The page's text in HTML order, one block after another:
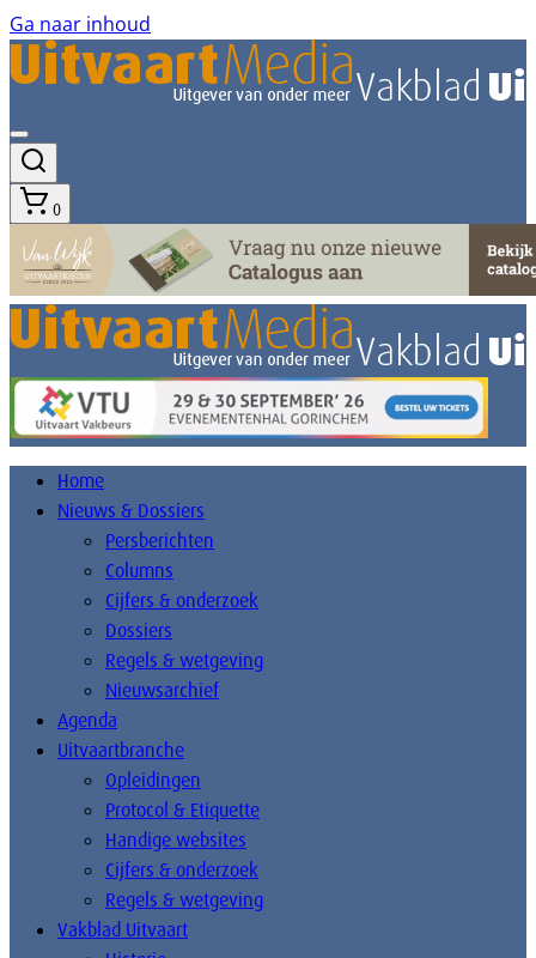
Ga naar inhoud
0
Home
Nieuws & Dossiers
Persberichten
Columns
Cijfers & onderzoek
Dossiers
Regels & wetgeving
Nieuwsarchief
Agenda
Uitvaartbranche
Opleidingen
Protocol & Etiquette
Handige websites
Cijfers & onderzoek
Regels & wetgeving
Vakblad Uitvaart